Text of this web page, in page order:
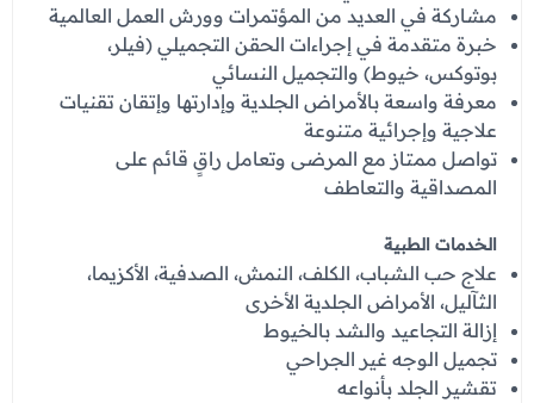
عروض العظام
عروض الانف والاذن والحنجرة
عروض العلاج الطبيعي
مشاركة في العديد من المؤتمرات وورش العمل العالمية
خبرة متقدمة في إجراءات الحقن التجميلي (فيلر،
بوتوكس، خيوط) والتجميل النسائي
معرفة واسعة بالأمراض الجلدية وإدارتها وإتقان تقنيات
علاجية وإجرائية متنوعة
تواصل ممتاز مع المرضى وتعامل راقٍ قائم على
المصداقية والتعاطف
الخدمات الطبية
علاج حب الشباب، الكلف، النمش، الصدفية، الأكزيما،
الثآليل، الأمراض الجلدية الأخرى
إزالة التجاعيد والشد بالخيوط
تجميل الوجه غير الجراحي
تقشير الجلد بأنواعه